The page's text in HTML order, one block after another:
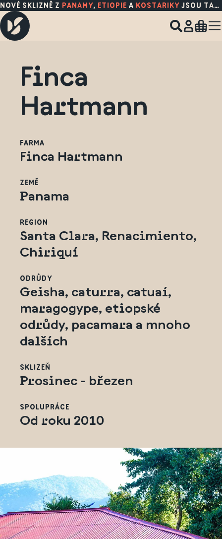
NOVÉ SKLIZNĚ Z PANAMY, ETIOPIE A KOSTARIKY JSOU TADY!
Finca
Hartmann
FARMA
Finca Hartmann
ZEMĚ
Panama
REGION
Santa Clara, Renacimiento,
Chiriquí
ODRŮDY
Geisha, caturra, catuaí,
maragogype, etiopské
odrůdy, pacamara a mnoho
dalších
SKLIZEŇ
Prosinec - březen
SPOLUPRÁCE
Od roku 2010